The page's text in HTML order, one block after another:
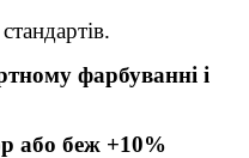
.
фарбуванні і
або беж +10%